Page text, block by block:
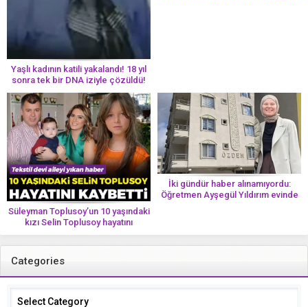
Yaşlı kadının katili yakalandı! 18 yıl
sonra tek bir DNA iziyle çözüldü!
Süleyman Toplusoy’un 10 yaşındaki
kızı Selin Toplusoy hayatını
kaybetti! ‘Ah dünya güzeli melek’
İki gündür haber alınamıyordu:
Öğretmen Ayşegül Yıldırım evinde
Categories
Categories